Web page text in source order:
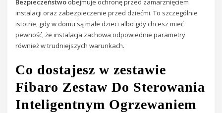
Bezpieczeństwo obejmuje ochronę przed zamarznięciem
instalacji oraz zabezpieczenie przed dziećmi. To szczególnie
istotne, gdy w domu są małe dzieci albo gdy chcesz mieć
pewność, że instalacja zachowa odpowiednie parametry
również w trudniejszych warunkach.
Co dostajesz w zestawie
Fibaro Zestaw Do Sterowania
Inteligentnym Ogrzewaniem